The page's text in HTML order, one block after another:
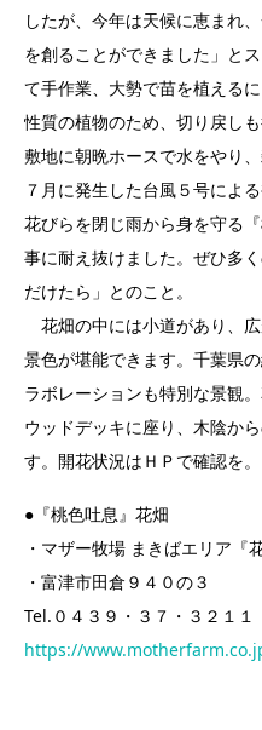
したが、今年は天候に恵まれ
を創ることができました」と
て手作業、大勢で苗を植える
性質の植物のため、切り戻し
敷地に朝晩ホースで水をやり
７月に発生した台風５号によ
花びらを閉じ雨から身を守る
事に耐え抜けました。ぜひ多
だけたら」とのこと。
花畑の中には小道があり、
景色が堪能できます。千葉県
ラボレーションも特別な景観
ウッドデッキに座り、木陰か
す。開花状況はＨＰで確認を。
●『桃色吐息』花畑
・マザー牧場 まきばエリア『
・富津市田倉９４０の３
Tel.０４３９・３７・３２１１
https://